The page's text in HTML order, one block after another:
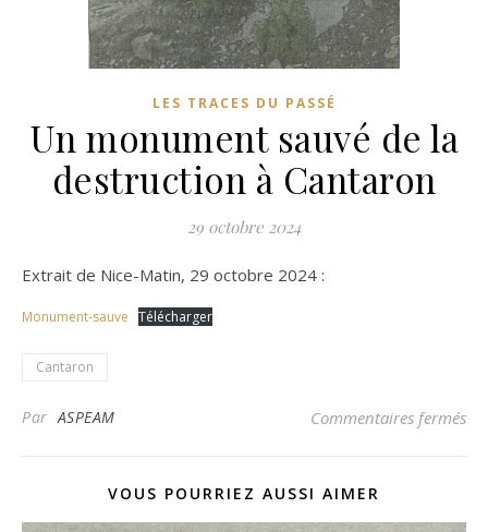
LES TRACES DU PASSÉ
Un monument sauvé de la
destruction à Cantaron
29 octobre 2024
Extrait de Nice-Matin, 29 octobre 2024 :
Monument-sauve Télécharger
Cantaron
ParASPEAM Commentaires fermés
VOUS POURRIEZ AUSSI AIMER